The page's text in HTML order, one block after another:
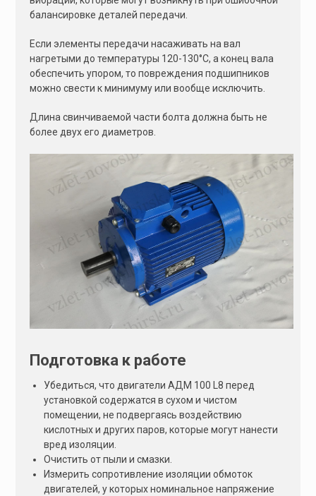
балансировке деталей передачи.
Если элементы передачи насаживать на вал
нагретыми до температуры 120-130°С, а конец вала
обеспечить упором, то повреждения подшипников
можно свести к минимуму или вообще исключить.
Длина свинчиваемой части болта должна быть не
более двух его диаметров.
Подготовка к работе
Убедиться, что двигатели АДМ 100 L8 перед
установкой содержатся в сухом и чистом
помещении, не подвергаясь воздействию
кислотных и других паров, которые могут нанести
вред изоляции.
Очистить от пыли и смазки.
Измерить сопротивление изоляции обмоток
двигателей, у которых номинальное напряжение